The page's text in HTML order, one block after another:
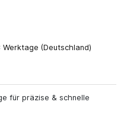
(Deutschland)
für präzise & schnelle